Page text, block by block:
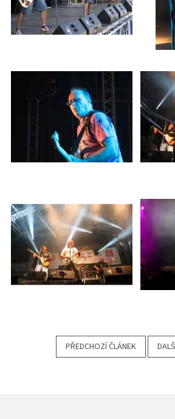
PŘEDCHOZÍ ČLÁNEK